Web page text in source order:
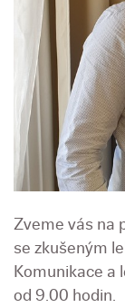
Zveme vás na
se zkušeným
Komunikace a
od 9.00 hodin.